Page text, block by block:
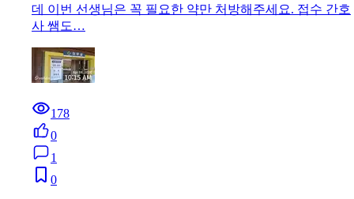
데 이번 선생님은 꼭 필요한 약만 처방해주세요. 접수 간호
사 쌤도…
178
0
1
0